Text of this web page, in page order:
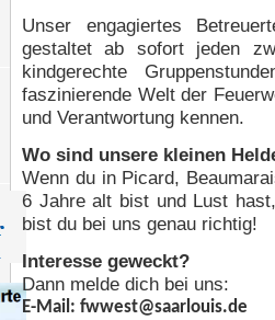
Unser engagiertes
gestaltet ab sofort jeden
kindgerechte
faszinierende Welt der
und Verantwortung kennen.
Wo sind unsere kleinen
Wenn du in Picard,
6 Jahre alt bist und Lust
bist du bei uns genau richtig!
Interesse geweckt?
Dann melde dich bei uns:
E-Mail: fwwest@saarlouis.de